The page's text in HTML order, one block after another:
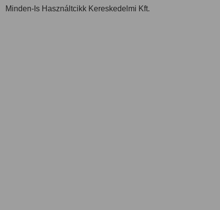
Minden-Is Használtcikk Kereskedelmi Kft.